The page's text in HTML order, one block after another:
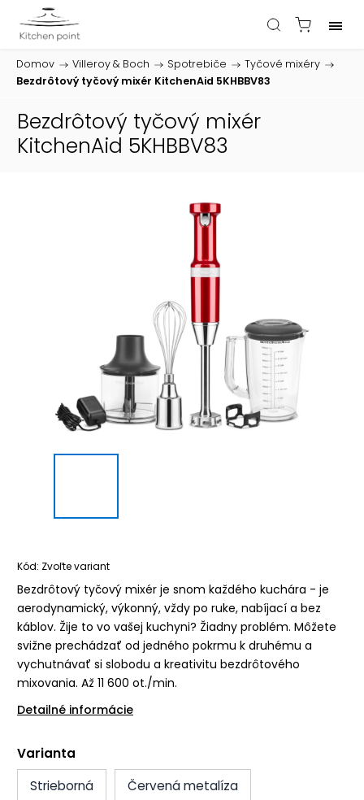
Domov / Villeroy & Boch / Spotrebiče / Tyčové mixéry /
Bezdrôtový tyčový mixér KitchenAid 5KHBBV83
Bezdrôtový tyčový mixér
KitchenAid 5KHBBV83
Kód: Zvoľte variant
Bezdrôtový tyčový mixér je snom každého kuchára - je
aerodynamický, výkonný, vždy po ruke, nabíjací a bez
káblov. Žije to vo vašej kuchyni? Žiadny problém. Môžete
svižne prechádzať od jedného pokrmu k druhému a
vychutnávať si slobodu a kreativitu bezdrôtového
mixovania. Až 11 600 ot./min.
Detailné informácie
Varianta
Strieborná
Červená metalíza